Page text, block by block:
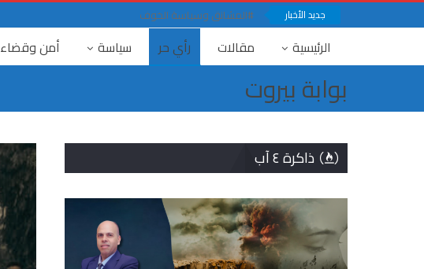
جديد الأخبار #المشانق وسياسة الخوف
الرئيسية مقالات رأي حر سياسة أمن وقضاء
بوابة بيروت
ذاكرة ٤ آب